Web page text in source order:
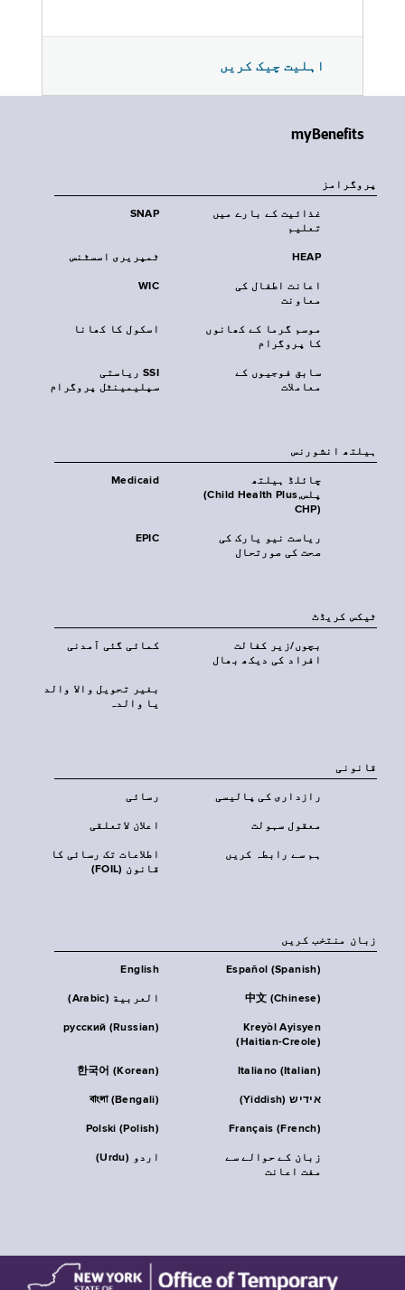
اہلیت چیک کریں
myBenefits
پروگرامز
SNAP
غذائیت کے بارے میں
تعلیم
ٹمپریری اسسٹنس HEAP
WIC
اعانت اطفال کی
معاونت
اسکول کا کھانا
موسم گرما کے کھانوں
کا پروگرام
SSI ریاستی
سپلیمینٹل پروگرام
سابق فوجیوں کے
معاملات
‏ہیلتھ انشورنس
Medicaid
چائلڈ ہیلتھ
پلس‎(Child Health Plus,
CHP)‎
EPIC
ریاست نیو یارک کی
صحت کی صورتحال
ٹیکس کریڈٹ
کمائی گئی آمدنی
بچوں/زیر کفالت
افراد کی دیکھ بھال
بغیر تحویل والا والد
یا والدہ
قانونی
رسائی رازداری کی پالیسی
اعلان لاتعلقی معقول سہولت
اطلاعات تک رسائی کا
قانون (FOIL)
ہم سے رابطہ کریں
زبان منتخب کریں
English Español (Spanish)
العربية (Arabic) 中文 (Chinese)
русский (Russian)
Kreyòl Ayisyen
(Haitian-Creole)
한국어 (Korean) Italiano (Italian)
বাংলা (Bengali) אידיש (Yiddish)
Polski (Polish) Français (French)
اردو (Urdu)
زبان کے حوالے سے
مفت اعانت